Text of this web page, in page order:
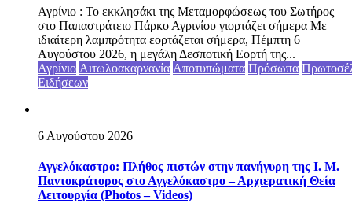
Αγρίνιο : Το εκκλησάκι της Μεταμορφώσεως του Σωτήρος
στο Παπαστράτειο Πάρκο Αγρινίου γιορτάζει σήμερα Με
ιδιαίτερη λαμπρότητα εορτάζεται σήμερα, Πέμπτη 6
Αυγούστου 2026, η μεγάλη Δεσποτική Εορτή της...
Αγρίνιο Αιτωλοακαρνανία Αποτυπώματα Πρόσωπα
Ειδήσεων
6 Αυγούστου 2026
Αγγελόκαστρο: Πλήθος πιστών στην πανήγυρη της Ι. Μ.
Παντοκράτορος στο Αγγελόκαστρο – Αρχιερατική Θεία
Λειτουργία (Photos – Videos)